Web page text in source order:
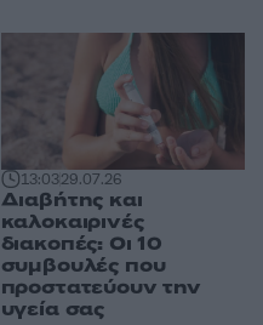
13:0329.07.26
Διαβήτης και
καλοκαιρινές
διακοπές: Οι 10
συμβουλές που
προστατεύουν την
υγεία σας